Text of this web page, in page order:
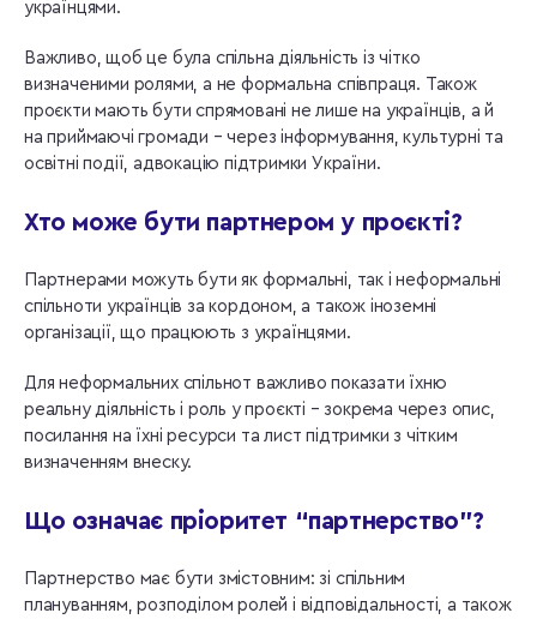
українцями.
Важливо, щоб це була спільна діяльність із чітко
визначеними ролями, а не формальна співпраця. Також
проєкти мають бути спрямовані не лише на українців, а й
на приймаючі громади – через інформування, культурні та
освітні події, адвокацію підтримки України.
Хто може бути партнером у проєкті?
Партнерами можуть бути як формальні, так і неформальні
спільноти українців за кордоном, а також іноземні
організації, що працюють з українцями.
Для неформальних спільнот важливо показати їхню
реальну діяльність і роль у проєкті – зокрема через опис,
посилання на їхні ресурси та лист підтримки з чітким
визначенням внеску.
Що означає пріоритет “партнерство”?
Партнерство має бути змістовним: зі спільним
плануванням, розподілом ролей і відповідальності, а також